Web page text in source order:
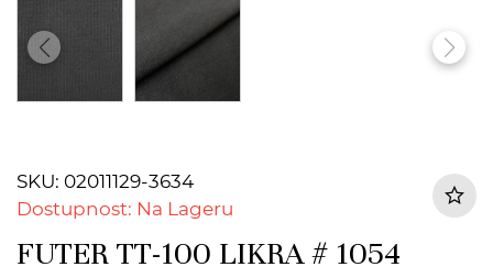
SKU: 02011129-3634
Dostupnost: Na Lageru
FUTER TT-100 LIKRA # 1054